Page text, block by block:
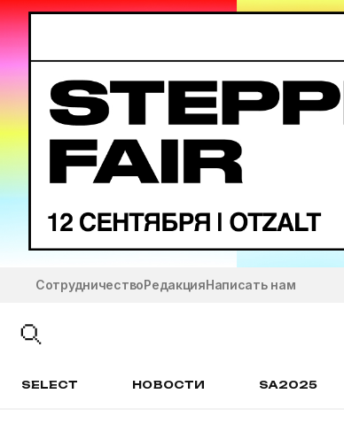
СотрудничествоРедакцияНаписать нам
SELECT НОВОСТИ SA2025